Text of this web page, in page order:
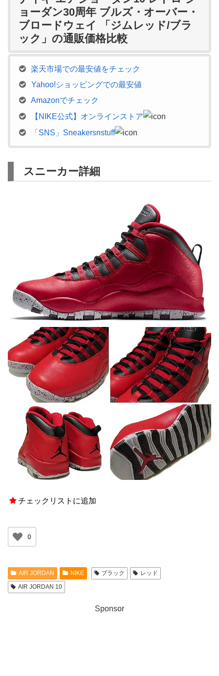
ョーダン30周年 ブルズ・オーバー・
ブロードウェイ 「ジムレッド/ブラ
ック」の通販価格比較
楽天市場での最安値をチェック
Yahoo!ショッピングでの最安値
Amazonでチェック
【NIKE公式】オンラインストア
「SNS」Sneakersnstuff
スニーカー詳細
チェックリストに追加
0
AIR JORDAN NIKE ブラック
レッド
AIR JORDAN 10
Sponsor